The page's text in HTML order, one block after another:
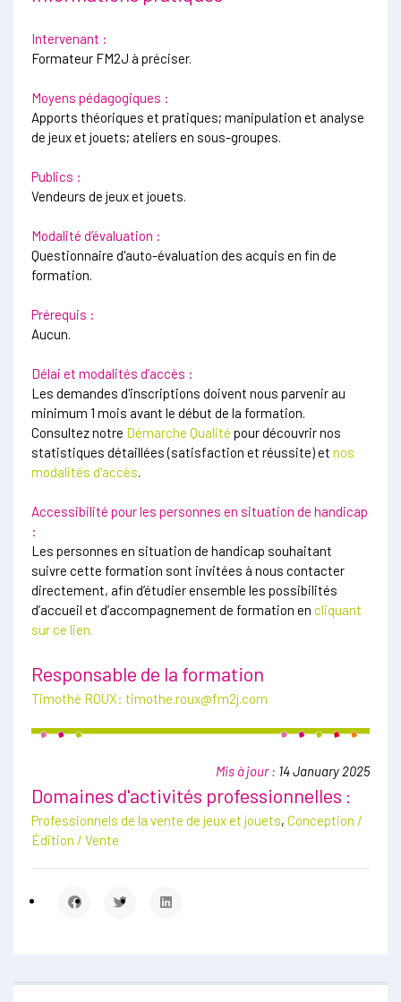
Intervenant :
Formateur FM2J à préciser.
Moyens pédagogiques :
Apports théoriques et pratiques; manipulation et analyse
de jeux et jouets; ateliers en sous-groupes.
Publics :
Vendeurs de jeux et jouets.
Modalité d’évaluation :
Questionnaire d'auto-évaluation des acquis en fin de
formation.
Prérequis :
Aucun.
Délai et modalités d’accès :
Les demandes d'inscriptions doivent nous parvenir au
minimum 1 mois avant le début de la formation.
Consultez notre Démarche Qualité pour découvrir nos
statistiques détaillées (satisfaction et réussite) et nos
modalités d'accès.
Accessibilité pour les personnes en situation de handicap
:
Les personnes en situation de handicap souhaitant
suivre cette formation sont invitées à nous contacter
directement, afin d’étudier ensemble les possibilités
d’accueil et d’accompagnement de formation en cliquant
sur ce lien.
Responsable de la formation
Timothé ROUX: timothe.roux@fm2j.com
Mis à jour : 14 January 2025
Domaines d'activités professionnelles :
Professionnels de la vente de jeux et jouets, Conception /
Édition / Vente